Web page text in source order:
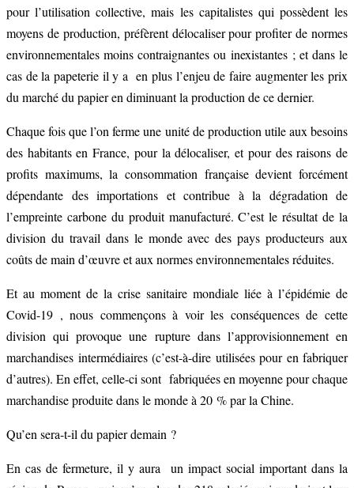
pour l’utilisation collective, mais les capitalistes qui possèdent les
moyens de production, préfèrent délocaliser pour profiter de normes
environnementales moins contraignantes ou inexistantes ; et dans le
cas de la papeterie il y a en plus l’enjeu de faire augmenter les prix
du marché du papier en diminuant la production de ce dernier.
Chaque fois que l’on ferme une unité de production utile aux besoins
des habitants en France, pour la délocaliser, et pour des raisons de
profits maximums, la consommation française devient forcément
dépendante des importations et contribue à la dégradation de
l’empreinte carbone du produit manufacturé. C’est le résultat de la
division du travail dans le monde avec des pays producteurs aux
coûts de main d’œuvre et aux normes environnementales réduites.
Et au moment de la crise sanitaire mondiale liée à l’épidémie de
Covid-19 , nous commençons à voir les conséquences de cette
division qui provoque une rupture dans l’approvisionnement en
marchandises intermédiaires (c’est-à-dire utilisées pour en fabriquer
d’autres). En effet, celle-ci sont fabriquées en moyenne pour chaque
marchandise produite dans le monde à 20 % par la Chine.
Qu’en sera-t-il du papier demain ?
En cas de fermeture, il y aura un impact social important dans la